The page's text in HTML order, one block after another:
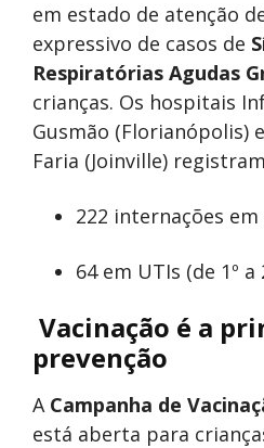
em estado de atenção
expressivo de casos de
Respiratórias Agudas
crianças. Os hospitais
Gusmão (Florianópolis)
Faria (Joinville)
222 internações
64 em UTIs (de 1º
Vacinação é a
prevenção
A Campanha de
está aberta para